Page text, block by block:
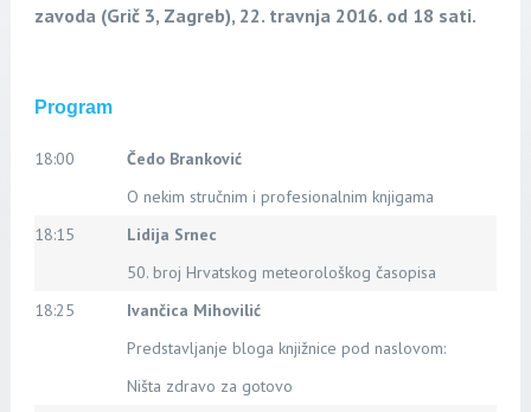
zavoda (Grič 3, Zagreb), 22. travnja 2016. od 18 sati.
Program
18:00
Čedo Branković
O nekim stručnim i profesionalnim knjigama
18:15
Lidija Srnec
50. broj Hrvatskog meteorološkog časopisa
18:25
Ivančica Mihovilić
Predstavljanje bloga knjižnice pod naslovom:
Ništa zdravo za gotovo